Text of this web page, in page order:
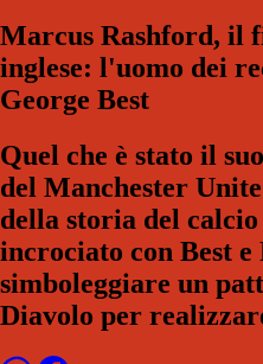
Marcus Rashford, il
inglese: l'uomo dei
George Best
Quel che è stato il
del Manchester
della storia del
incrociato con Best e
simboleggiare un
Diavolo per